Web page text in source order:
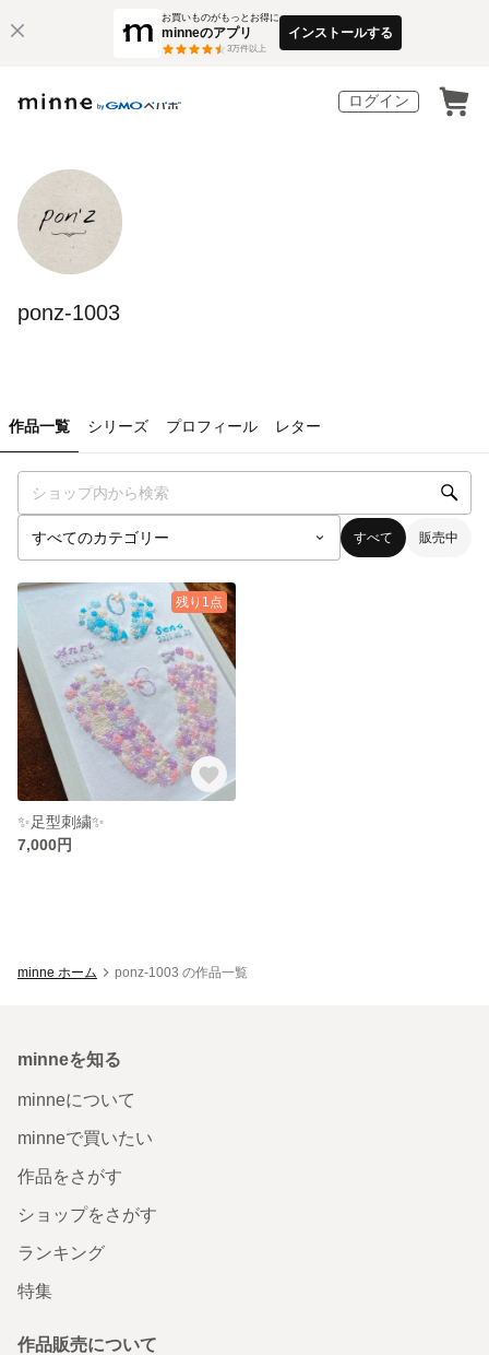
お買いものがもっとお得に
minneのアプリ
3万件以上
インストールする
ログイン
ponz-1003
作品一覧 シリーズ プロフィール レター
すべて 販売中
残り1点
✨足型刺繍✨
7,000円
minne ホーム ponz-1003 の作品一覧
minneを知る
minneについて
minneで買いたい
作品をさがす
ショップをさがす
ランキング
特集
作品販売について